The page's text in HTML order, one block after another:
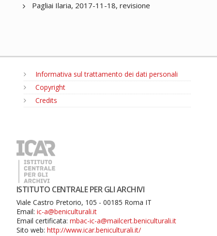
Pagliai Ilaria, 2017-11-18, revisione
Informativa sul trattamento dei dati personali
Copyright
Credits
ISTITUTO CENTRALE PER GLI ARCHIVI
Viale Castro Pretorio, 105 - 00185 Roma IT
Email: ic-a@beniculturali.it
Email certificata: mbac-ic-a@mailcert.beniculturali.it
Sito web: http://www.icar.beniculturali.it/